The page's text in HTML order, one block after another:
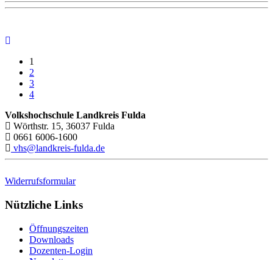
1
2
3
4
Volkshochschule Landkreis Fulda
Wörthstr. 15, 36037 Fulda
0661 6006-1600
vhs@landkreis-fulda.de
Widerrufsformular
Nützliche Links
Öffnungszeiten
Downloads
Dozenten-Login